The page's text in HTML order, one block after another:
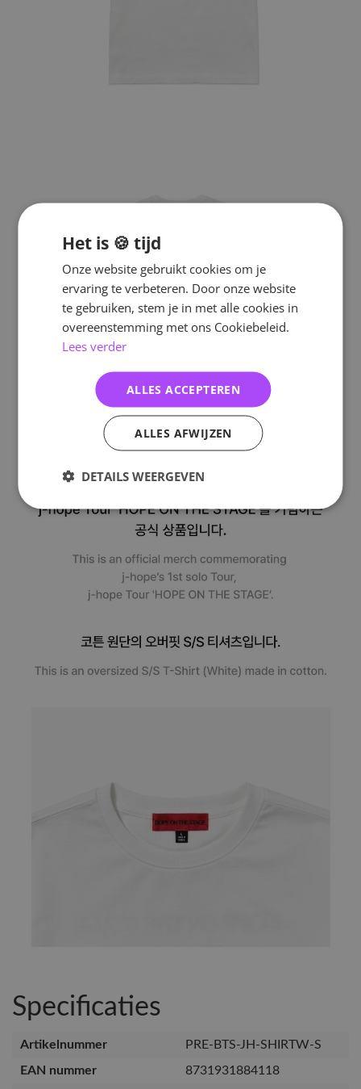
Specificaties
Artikelnummer
PRE-BTS-JH-SHIRTW-S
EAN nummer
8731931884118
Het is 🍪 tijd
Onze website gebruikt cookies om je
ervaring te verbeteren. Door onze website
te gebruiken, stem je in met alle cookies in
overeenstemming met ons Cookiebeleid.
Lees verder
ALLES ACCEPTEREN
ALLES AFWIJZEN
DETAILS WEERGEVEN